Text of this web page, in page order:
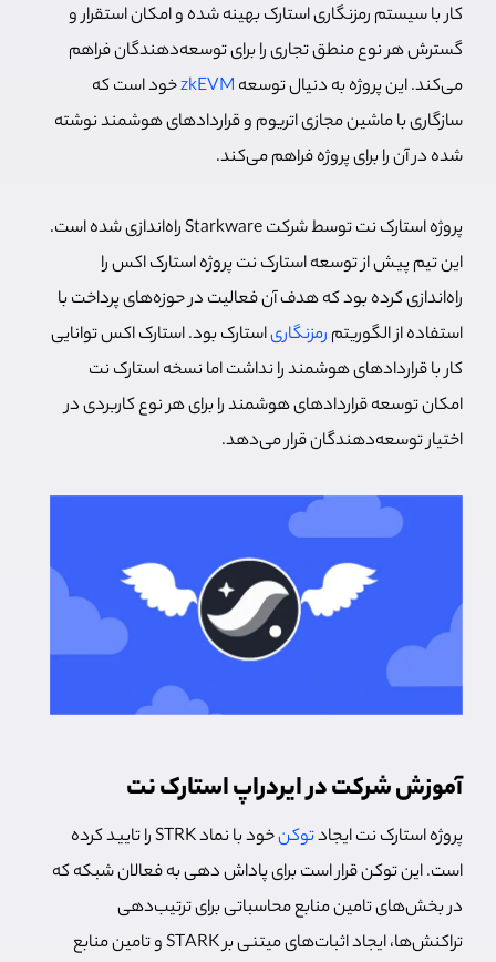
کار با سیستم رمزنگاری استارک بهینه شده و امکان استقرار و
گسترش هر نوع منطق تجاری را برای توسعه‌دهندگان فراهم
می‌کند. این پروژه به دنیال توسعه zkEVMخود است که
سازگاری با ماشین مجازی اتریوم و قراردادهای هوشمند نوشته
شده در آن را برای پروژه فراهم می‌کند.
پروژه استارک نت توسط شرکت Starkware راه‌اندازی شده است.
این تیم پیش از توسعه استارک نت پروژه استارک اکس را
راه‌اندازی کرده بود که هدف آن فعالیت در حوزه‌های پرداخت با
استفاده از الگوریتم رمزنگاریاستارک بود. استارک اکس توانایی
کار با قراردادهای هوشمند را نداشت اما نسخه استارک نت
امکان توسعه قراردادهای هوشمند را برای هر نوع کاربردی در
اختیار توسعه‌دهندگان قرار می‌دهد.
آموزش شرکت در ایردراپ استارک نت
پروژه استارک نت ایجادتوکن
خود با نماد STRK را تایید کرده
است. این توکن قرار است برای پاداش دهی به فعالان شبکه که
در بخش‌های تامین منابع محاسباتی برای ترتیب‌دهی
تراکنش‌ها، ایجاد اثبات‌های میتنی بر STARK و تامین منابع